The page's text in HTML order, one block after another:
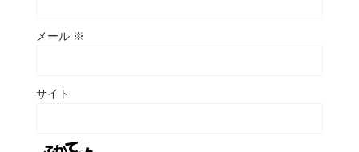
メール ※
サイト